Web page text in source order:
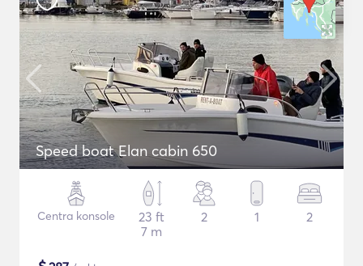
Speed boat Elan cabin 650
Centra konsole
23 ft
7 m
2 1 2